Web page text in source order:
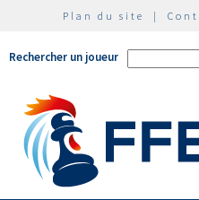
Plan du site |
Rechercher un joueur